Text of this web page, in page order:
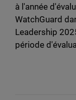
à l'année
WatchGuard
Leadership
période